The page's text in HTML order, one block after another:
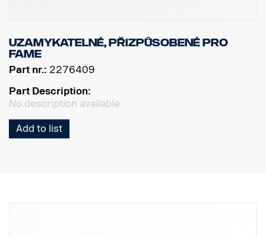
Uzamykatelné, přizpůsobené pro
FAME
Part nr.: 2276409
Part Description:
No description available
Add to list